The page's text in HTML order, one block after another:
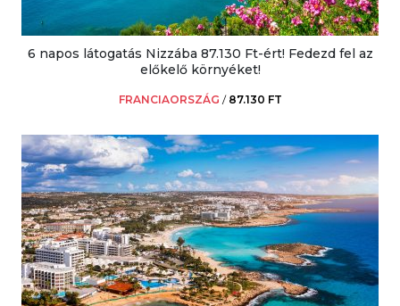
6 napos látogatás Nizzába 87.130 Ft-ért! Fedezd fel az
előkelő környéket!
FRANCIAORSZÁG / 87.130 FT